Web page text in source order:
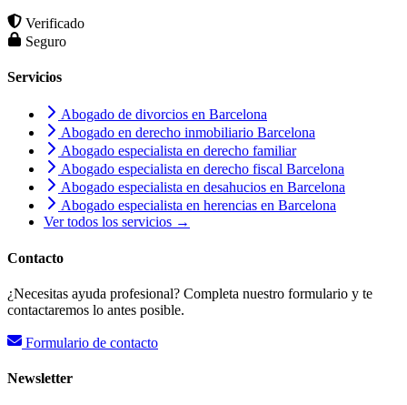
Verificado
Seguro
Servicios
Abogado de divorcios en Barcelona
Abogado en derecho inmobiliario Barcelona
Abogado especialista en derecho familiar
Abogado especialista en derecho fiscal Barcelona
Abogado especialista en desahucios en Barcelona
Abogado especialista en herencias en Barcelona
Ver todos los servicios →
Contacto
¿Necesitas ayuda profesional? Completa nuestro formulario y te
contactaremos lo antes posible.
Formulario de contacto
Newsletter